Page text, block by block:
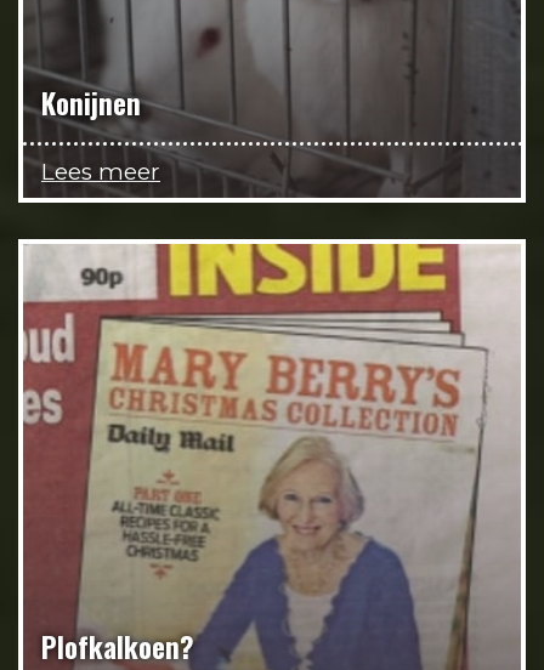
Konijnen
Lees meer
Plofkalkoen?